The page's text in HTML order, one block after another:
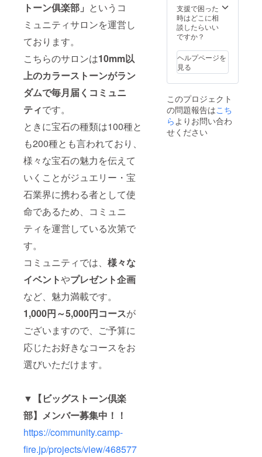
トーン俱楽部」 というコ
ミュニティサロンを運営し
ております。
こちらのサロンは10mm以
上のカラーストーンがラン
ダムで毎月届くコミュニ
ティです。
ときに宝石の種類は100種と
も200種とも言われており、
様々な宝石の魅力を伝えて
いくことがジュエリー・宝
石業界に携わる者として使
命であるため、コミュニ
ティを運営している次第で
す。
コミュニティでは、 様々な
イベントやプレゼント企画
など、魅力満載です。
1,000円～5,000円コースが
ございますので、ご予算に
応じたお好きなコースをお
選びいただけます。
▼【ビッグストーン倶楽
部】メンバー募集中！！
https://community.camp-
fire.jp/projects/view/468577
きませ
ん。 ※
ディス
プレイ
石がズ
レた
り、落
ちてし
能性も
ござい
ます。
緩衝材
（プチ
ケース
代・送
料代・
税込み
となり
ます。
※商品写
真はサ
になり
ます。
形・色
合いな
どリク
支援で困った
時はどこに相
談したらいい
ですか？
ヘルプページを
見る
このプロジェクト
の問題報告はこち
ら よりお問い合わ
せください